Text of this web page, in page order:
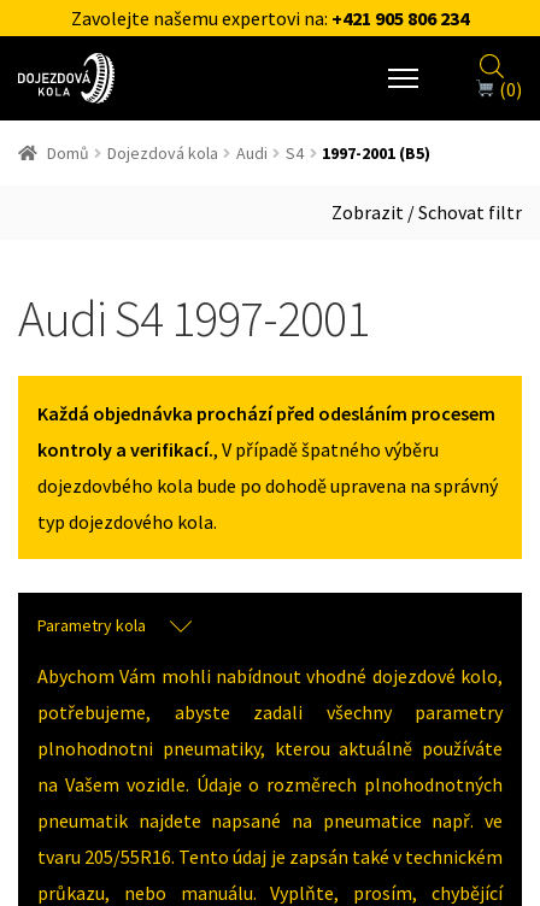
Zavolejte našemu expertovi na: +421 905 806 234
(0)
Domů Dojezdová kola Audi S4 1997-2001 (B5)
Zobrazit / Schovat filtr
Audi S4 1997-2001
Každá objednávka prochází před odesláním procesem
kontroly a verifikací., V případě špatného výběru
dojezdovbého kola bude po dohodě upravena na správný
typ dojezdového kola.
Parametry kola
Abychom Vám mohli nabídnout vhodné dojezdové kolo,
potřebujeme, abyste zadali všechny parametry
plnohodnotni pneumatiky, kterou aktuálně používáte
na Vašem vozidle. Údaje o rozměrech plnohodnotných
pneumatik najdete napsané na pneumatice např. ve
tvaru 205/55R16. Tento údaj je zapsán také v technickém
průkazu, nebo manuálu. Vyplňte, prosím, chybějící